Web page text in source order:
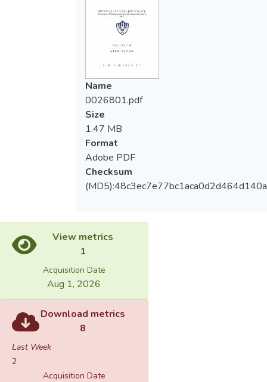
effective attack and “Ippon”. The
suggestions of the findings were made for
domestic players, coachs and future
researchers.
Name
0026801.pdf
Size
1.47 MB
Format
Adobe PDF
Checksum
View metrics
1
Acquisition Date
Aug 1, 2026
Download metrics
8
Last Week
2
Acquisition Date